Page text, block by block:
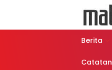
Berita
Catatan